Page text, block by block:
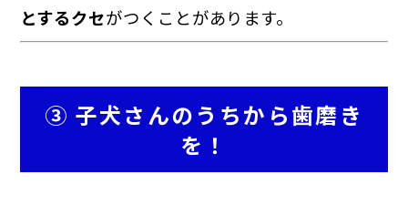
とするクセがつくことがあります。
③ 子犬さんのうちから歯磨き
を！